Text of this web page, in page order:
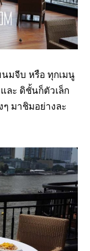
มจีบ หรือ ทุกเมนู
ละ ดิชั้นก็ตัวเล็ก
ๆ มาชิมอย่างละ